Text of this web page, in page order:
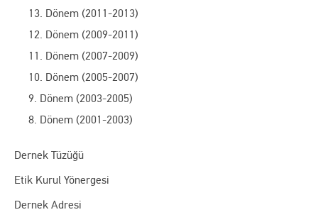
13. Dönem (2011-2013)
12. Dönem (2009-2011)
11. Dönem (2007-2009)
10. Dönem (2005-2007)
9. Dönem (2003-2005)
8. Dönem (2001-2003)
Dernek Tüzüğü
Etik Kurul Yönergesi
Dernek Adresi